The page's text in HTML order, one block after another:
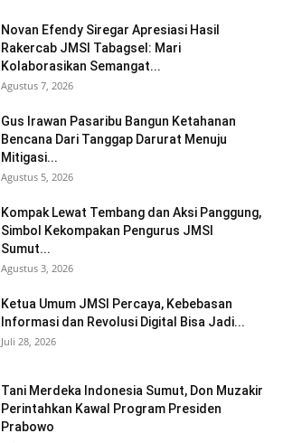
Novan Efendy Siregar Apresiasi Hasil
Rakercab JMSI Tabagsel: Mari
Kolaborasikan Semangat...
Agustus 7, 2026
Gus Irawan Pasaribu Bangun Ketahanan
Bencana Dari Tanggap Darurat Menuju
Mitigasi...
Agustus 5, 2026
Kompak Lewat Tembang dan Aksi Panggung,
Simbol Kekompakan Pengurus JMSI
Sumut...
Agustus 3, 2026
Ketua Umum JMSI Percaya, Kebebasan
Informasi dan Revolusi Digital Bisa Jadi...
Juli 28, 2026
Tani Merdeka Indonesia Sumut, Don Muzakir
Perintahkan Kawal Program Presiden
Prabowo